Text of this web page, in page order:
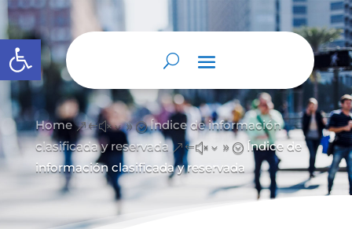
Abrir barra de herramientas
Home &#x39; Índice de información
clasificada y reservada &#x39; Índice de
información clasificada y reservada